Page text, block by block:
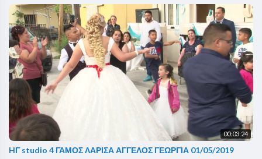
00:03:24
HΓ studio 4 ΓΑΜΟΣ ΛΑΡΙΣΑ ΑΓΓΕΛΟΣ ΓΕΩΡΓΙΑ 01/05/2019